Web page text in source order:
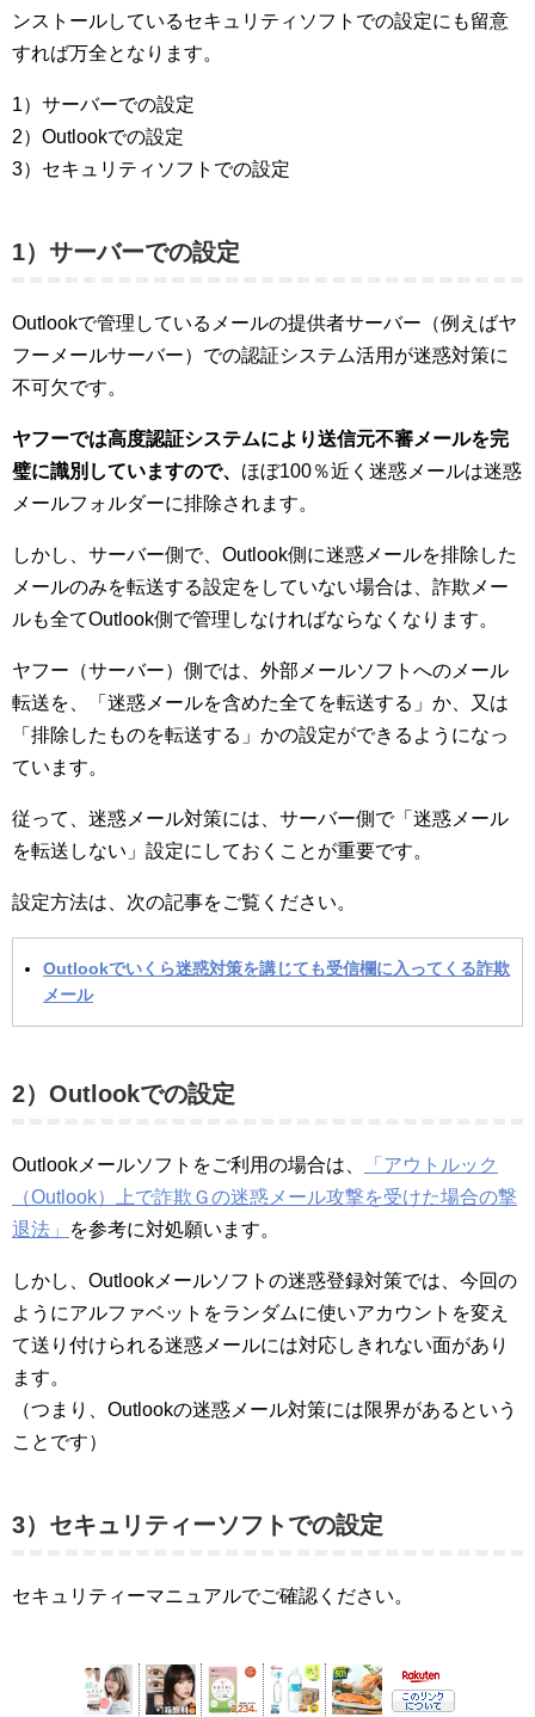
ンストールしているセキュリティソフトでの設定にも留意
すれば万全となります。
1）サーバーでの設定
2）Outlookでの設定
3）セキュリティソフトでの設定
1）サーバーでの設定
Outlookで管理しているメールの提供者サーバー（例えばヤ
フーメールサーバー）での認証システム活用が迷惑対策に
不可欠です。
ヤフーでは高度認証システムにより送信元不審メールを完
璧に識別していますので、 ほぼ100％近く迷惑メールは迷惑
メールフォルダーに排除されます。
しかし、サーバー側で、Outlook側に迷惑メールを排除した
メールのみを転送する設定をしていない場合は、詐欺メー
ルも全てOutlook側で管理しなければならなくなります。
ヤフー（サーバー）側では、外部メールソフトへのメール
転送を、「迷惑メールを含めた全てを転送する」か、又は
「排除したものを転送する」かの設定ができるようになっ
ています。
従って、迷惑メール対策には、サーバー側で「迷惑メール
を転送しない」設定にしておくことが重要です。
設定方法は、次の記事をご覧ください。
Outlookでいくら迷惑対策を講じても受信欄に入ってくる詐欺
メール
2）Outlookでの設定
Outlookメールソフトをご利用の場合は、
「アウトルック
（Outlook）上で詐欺Ｇの迷惑メール攻撃を受けた場合の撃
退法」
を参考に対処願います。
しかし、Outlookメールソフトの迷惑登録対策では、今回の
ようにアルファベットをランダムに使いアカウントを変え
て送り付けられる迷惑メールには対応しきれない面があり
ます。
（つまり、Outlookの迷惑メール対策には限界があるという
ことです）
3）セキュリティーソフトでの設定
セキュリティーマニュアルでご確認ください。